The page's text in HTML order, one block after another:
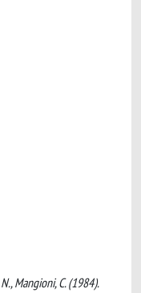
Mangioni, C. (1984).